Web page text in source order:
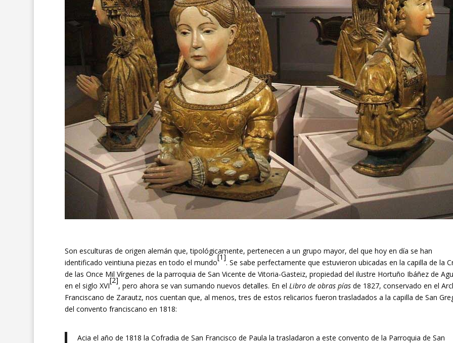
Son esculturas de origen alemán que, tipológicamente, pertenecen a un grupo mayor, del que hoy en día se han
identificado veintiuna piezas en todo el mundo
[1]
. Se sabe perfectamente que estuvieron ubicadas en la capilla de la
de las Once Mil Vírgenes de la parroquia de San Vicente de Vitoria-Gasteiz, propiedad del ilustre Hortuño Ibáñez de
en el siglo XVI
[2]
, pero ahora se van sumando nuevos detalles. En el Libro de obras píasde 1827, conservado en el
Franciscano de Zarautz, nos cuentan que, al menos, tres de estos relicarios fueron trasladados a la capilla de San
del convento franciscano en 1818:
Acia el año de 1818 la Cofradia de San Francisco de Paula la trasladaron a este convento de la Parroquia de San